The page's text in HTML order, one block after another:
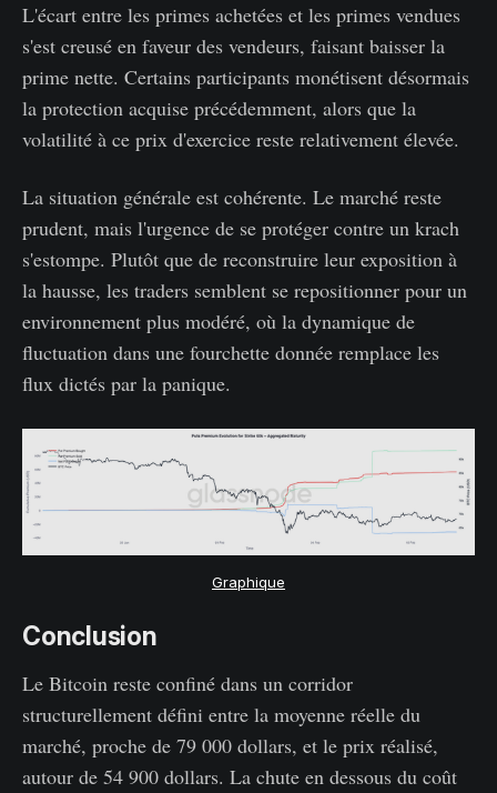
L'écart entre les primes achetées et les primes vendues
s'est creusé en faveur des vendeurs, faisant baisser la
prime nette. Certains participants monétisent désormais
la protection acquise précédemment, alors que la
volatilité à ce prix d'exercice reste relativement élevée.
La situation générale est cohérente. Le marché reste
prudent, mais l'urgence de se protéger contre un krach
s'estompe. Plutôt que de reconstruire leur exposition à
la hausse, les traders semblent se repositionner pour un
environnement plus modéré, où la dynamique de
fluctuation dans une fourchette donnée remplace les
flux dictés par la panique.
Graphique
Conclusion
Le Bitcoin reste confiné dans un corridor
structurellement défini entre la moyenne réelle du
marché, proche de 79 000 dollars, et le prix réalisé,
autour de 54 900 dollars. La chute en dessous du coût